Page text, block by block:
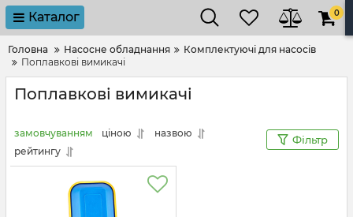
Каталог 0
Головна Насосне обладнання
Комплектуючі для насосів
Поплавкові вимикачі
Поплавкові вимикачі
замовчуванням ціною
назвою
рейтингу
Фільтр